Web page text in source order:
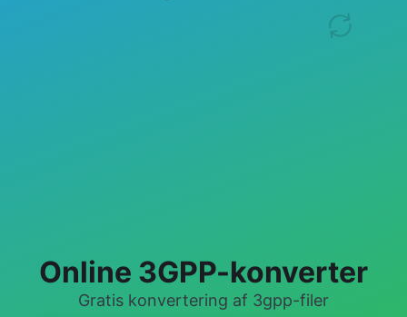
Online 3GPP-konverter
Gratis konvertering af 3gpp-filer